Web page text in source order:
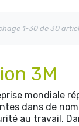
1-30 de 30
3M
mondiale
dans de
au travail.